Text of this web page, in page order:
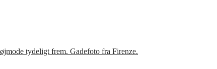
tydeligt frem. Gadefoto fra Firenze.